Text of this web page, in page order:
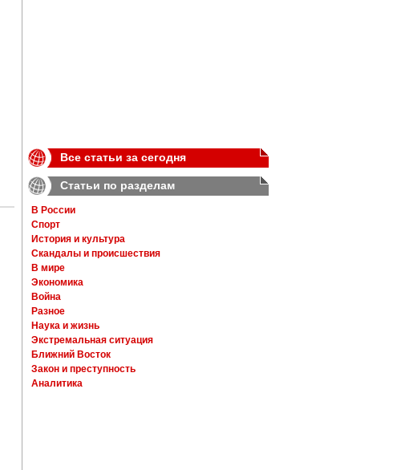
Все статьи за сегодня
Статьи по разделам
В России
Спорт
История и культура
Скандалы и происшествия
В мире
Экономика
Война
Разное
Наука и жизнь
Экстремальная ситуация
Ближний Восток
Закон и преступность
Аналитика